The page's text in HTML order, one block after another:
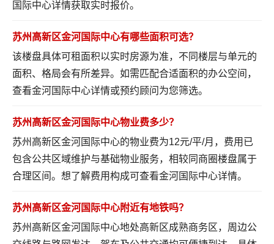
国际中心详情获取实时报价。
苏州高新区金河国际中心有哪些面积可选？
该楼盘具体可租面积以实时房源为准，不同楼层与单元的
面积、格局会有所差异。如需匹配合适面积的办公空间，
查看金河国际中心详情或预约顾问为您筛选。
苏州高新区金河国际中心物业费多少？
苏州高新区金河国际中心的物业费为12元/平/月，费用已
包含公共区域维护与基础物业服务，相较同商圈楼盘属于
合理区间。想了解费用构成可查看金河国际中心详情。
苏州高新区金河国际中心附近有地铁吗？
苏州高新区金河国际中心地处高新区成熟商务区，周边公